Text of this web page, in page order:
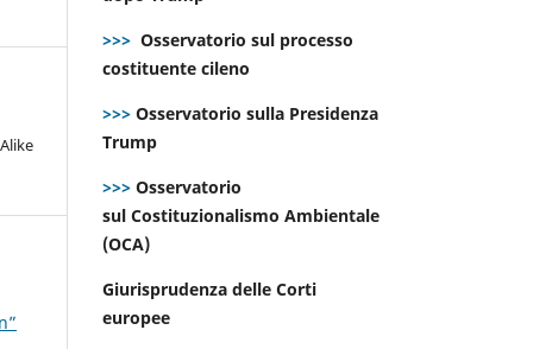
>>> Osservatorio sul processo
costituente cileno
>>> Osservatorio sulla Presidenza
Trump
>>> Osservatorio
sul Costituzionalismo Ambientale
(OCA)
Giurisprudenza delle Corti
europee